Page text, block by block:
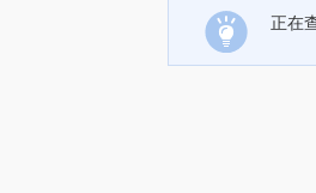
正在